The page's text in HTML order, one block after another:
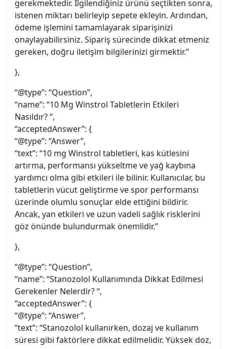
gerekmektedir. İlgilendiğiniz ürünü seçtikten sonra,
istenen miktarı belirleyip sepete ekleyin. Ardından,
ödeme işlemini tamamlayarak siparişinizi
onaylayabilirsiniz. Sipariş sürecinde dikkat etmeniz
gereken, doğru iletişim bilgilerinizi girmektir.”
},
“@type”: “Question”,
“name”: “10 Mg Winstrol Tabletlerin Etkileri
Nasıldır? “,
“acceptedAnswer”: {
“@type”: “Answer”,
“text”: “10 mg Winstrol tabletleri, kas kütlesini
artırma, performansı yükseltme ve yağ kaybına
yardımcı olma gibi etkileri ile bilinir. Kullanıcılar, bu
tabletlerin vücut geliştirme ve spor performansı
üzerinde olumlu sonuçlar elde ettiğini bildirir.
Ancak, yan etkileri ve uzun vadeli sağlık risklerini
göz önünde bulundurmak önemlidir.”
},
“@type”: “Question”,
“name”: “Stanozolol Kullanımında Dikkat Edilmesi
Gerekenler Nelerdir? “,
“acceptedAnswer”: {
“@type”: “Answer”,
“text”: “Stanozolol kullanırken, dozaj ve kullanım
süresi gibi faktörlere dikkat edilmelidir. Yüksek doz,